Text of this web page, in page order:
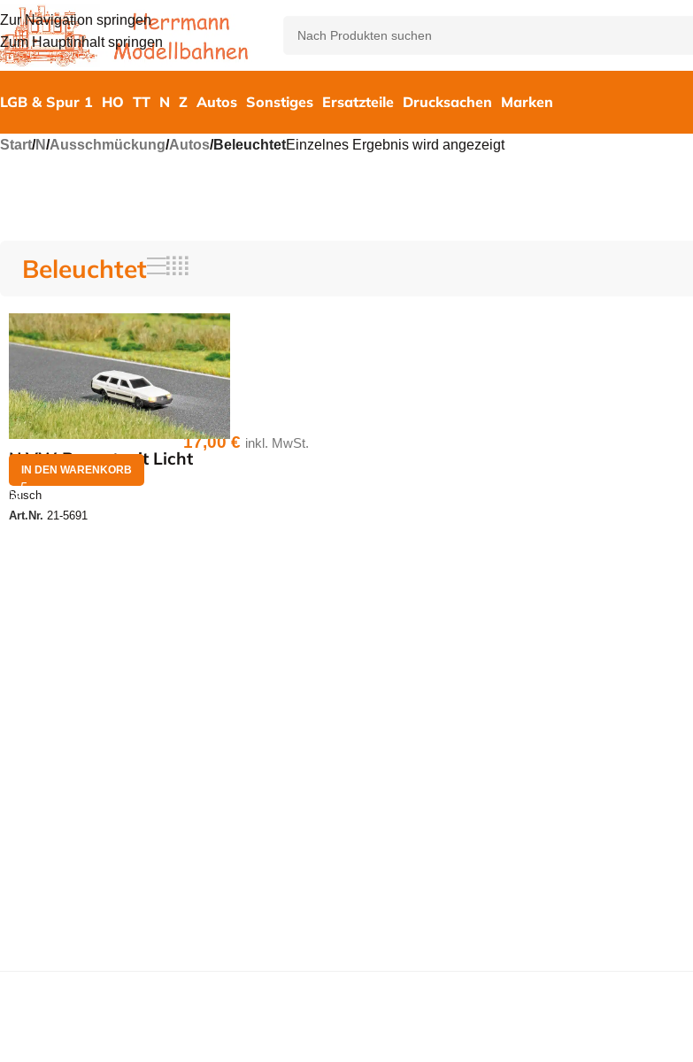
Zur Navigation springen
Zum Hauptinhalt springen
LGB & Spur 1 HO TT N Z Autos Sonstiges Ersatzteile Drucksachen Marken
Start/N/Ausschmückung/Autos/BeleuchtetEinzelnes Ergebnis wird angezeigt
Beleuchtet
N VW Passat mit Licht
Busch
Art.Nr. 21-5691
17,00€ inkl. MwSt.
IN DEN WARENKORB